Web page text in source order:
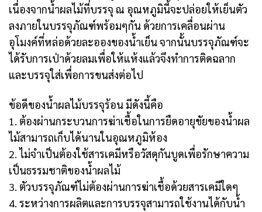
เนื่องจากน้ำผลไม้ที่บรรจุ ณ อุณหภูมินี้จะปล่อยให้เย็นตัว
ลงภายในบรรจุภัณฑ์พร้อมๆกัน ด้วยการเคลื่อนผ่าน
อุโมงค์ที่หล่อด้วยละอองของน้ำเย็น จากนั้นบรรจุภัณฑ์จะ
ได้รับการเป่าด้วยลมเพื่อให้แห้งแล้วจึงทำการติดฉลาก
และบรรจุใส่เพื่อการขนส่งต่อไป
ข้อดีของน้ำผลไม้บรรจุร้อน มีดังนี้คือ
1. ต้องผ่านกระบวนการฆ่าเชื้อในการยืดอายุขัยของน้ำผล
ไม้สามารถเก็บได้นานในอุณหภูมิห้อง
2. ไม่จำเป็นต้องใช้สารเคมีหรือวัสดุกันบูดเพื่อรักษาความ
เป็นธรรมชาติของน้ำผลไม้
3. ตัวบรรจุภัณฑ์ไม่ต้องผ่านการฆ่าเชื้อด้วยสารเคมีใดๆ
4. ระหว่างการผลิตและการบรรจุสามารถใช้งานได้กับน้ำ